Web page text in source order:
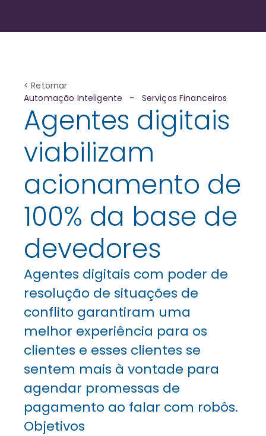
< Retornar
Automação Inteligente
- Serviços Financeiros
Agentes digitais
viabilizam
acionamento de
100% da base de
devedores
Agentes digitais com poder de
resolução de situações de
conflito garantiram uma
melhor experiência para os
clientes e esses clientes se
sentem mais à vontade para
agendar promessas de
pagamento ao falar com robôs.
Objetivos